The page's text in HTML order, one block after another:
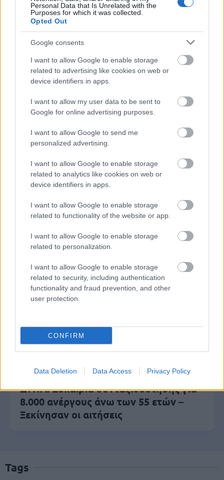
Personal Data that Is Unrelated with the
Purposes for which it was collected.
Opted Out
Google consents
I want to allow Google to enable storage
related to advertising like cookies on web or
device identifiers in apps.
I want to allow my user data to be sent to
Google for online advertising purposes.
I want to allow Google to send me
personalized advertising.
I want to allow Google to enable storage
related to analytics like cookies on web or
device identifiers in apps.
I want to allow Google to enable storage
related to functionality of the website or app.
I want to allow Google to enable storage
related to personalization.
I want to allow Google to enable storage
related to security, including authentication
functionality and fraud prevention, and other
user protection.
CONFIRM
Data Deletion Data Access Privacy Policy
Μάθε πρώτος όλες τις σημαντικές
ειδήσεις.
Βάλε το proson.gr στα αποτελέσματα
αναζήτησης της Google
Δημοφιλείς Ειδήσεις
Ανοικτές 1.779 θέσεις εργασίας στο
Πυροσβεστική Σχολή: Νέος
κανονισμός για δόκιμους – Τι αλλάζει
σε διαμονή, σίτιση και πρακτική
εκπαίδευση
σύνταξη – Ποιοι δικαιούνται τα
χρήματα
ΔΥΠΑ: Ευκαιρία συνταξιοδότησης για
8.000 ανέργους άνω των 55 ετών –
Ξεκίνησαν οι αιτήσεις
Tags